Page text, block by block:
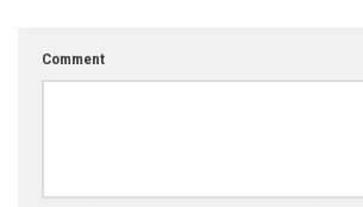
Comment